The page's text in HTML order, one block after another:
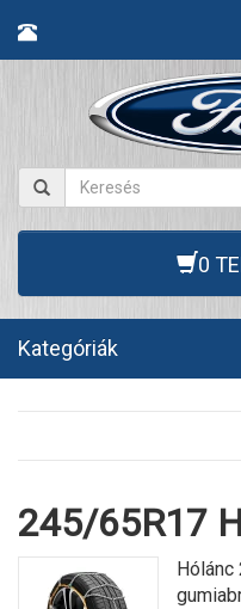
0
Kategóriák
245/65R17